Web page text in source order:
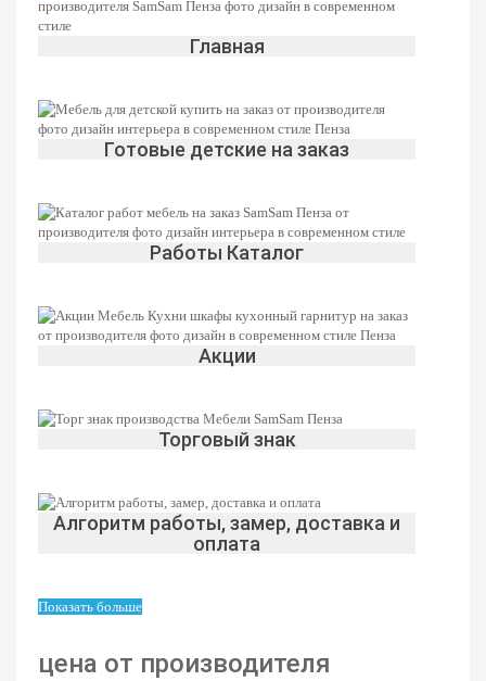
Главная
Готовые детские на заказ
Работы Каталог
Акции
Торговый знак
Алгоритм работы, замер, доставка и
оплата
Показать больше
цена от производителя